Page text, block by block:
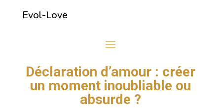
Evol-Love
Déclaration d’amour : créer
un moment inoubliable ou
absurde ?